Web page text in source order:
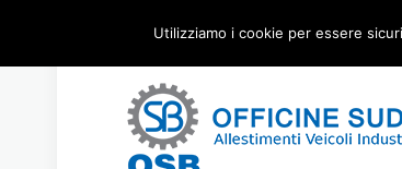
Utilizziamo i cookie per essere